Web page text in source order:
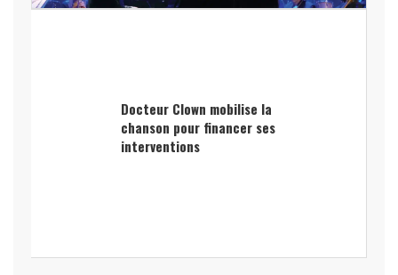
Docteur Clown mobilise la
chanson pour financer ses
interventions